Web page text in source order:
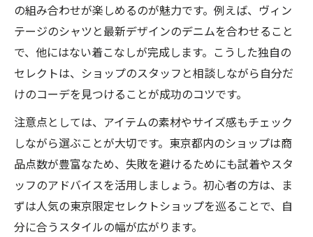
レイヤード好きが訪れる東京の服屋事情
東京限定アイテムで個性的コーデを格上げ
レイヤードスタイルで自分らしさを表現しよう
東京で叶える個性的コーデの表現力アップ
ナチュラル系レイヤードで個性を引き出す
ハイブランドmixの個性的レイヤード術
個性的コーデ派におすすめの重ね着テク
個性的コーデ好きが集まる東京の注目スポット
東京個性的コーデ好き注目の新スポット紹
の組み合わせが楽しめるのが魅力です。例えば、ヴィン
テージのシャツと最新デザインのデニムを合わせること
で、他にはない着こなしが完成します。こうした独自の
セレクトは、ショップのスタッフと相談しながら自分だ
けのコーデを見つけることが成功のコツです。
注意点としては、アイテムの素材やサイズ感もチェック
しながら選ぶことが大切です。東京都内のショップは商
品点数が豊富なため、失敗を避けるためにも試着やスタ
ッフのアドバイスを活用しましょう。初心者の方は、ま
ずは人気の東京限定セレクトショップを巡ることで、自
分に合うスタイルの幅が広がります。